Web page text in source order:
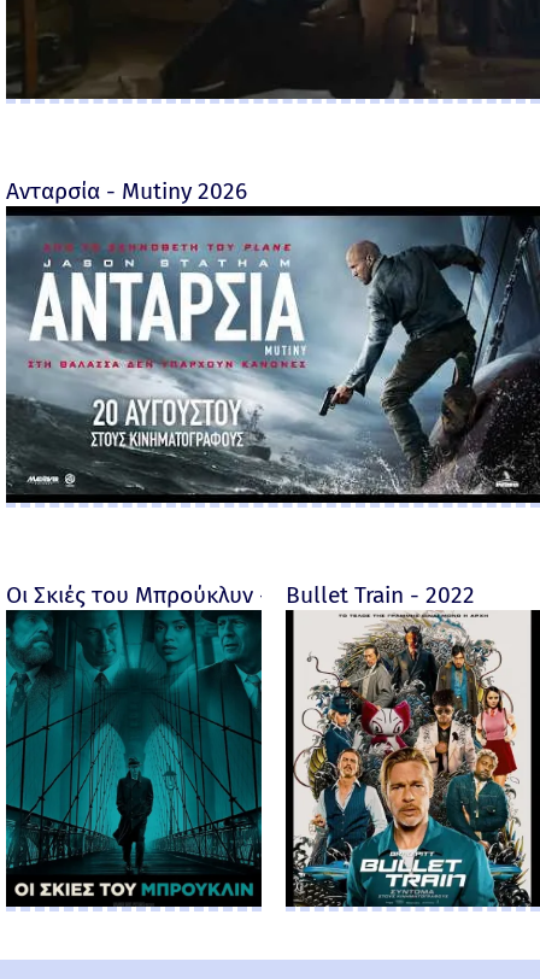
Ανταρσία - Mutiny 2026
Οι Σκιές του Μπρούκλυν - Motherless Brooklyn -
Bullet Train - 2022